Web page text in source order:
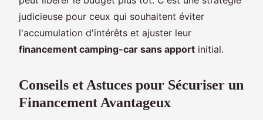
judicieuse pour ceux qui souhaitent éviter
l'accumulation d'intérêts et ajuster leur
financement camping-car sans apport initial.
Conseils et Astuces pour Sécuriser un
Financement Avantageux